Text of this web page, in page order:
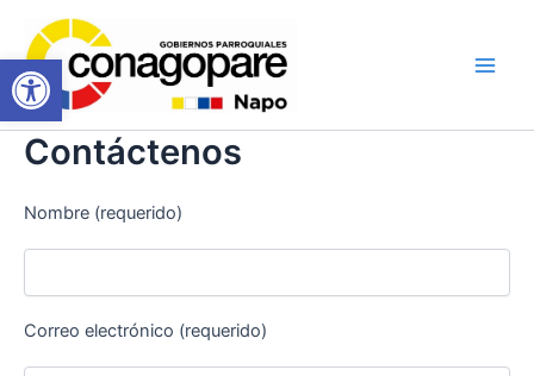
Abrir barra de herramientas
contenido
Contáctenos
Nombre (requerido)
Correo electrónico (requerido)